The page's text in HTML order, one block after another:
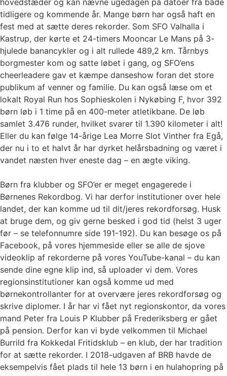
tidligere og kommende år. Mange børn har også haft en
fest med at sætte deres rekorder. Som SFO Valhalla i
Kastrup, der kørte et 24-timers Mooncar Le Mans på 3-
hjulede banancykler og i alt rullede 489,2 km. Tårnbys
borgmester kom og satte løbet i gang, og SFO’ens
cheerleadere gav et kæmpe danseshow foran det store
publikum af venner og familie. Du kan også læse om et
lokalt Royal Run hos Sophieskolen i Nykøbing F, hvor 392
børn løb i 1 time på en 400-meter atletikbane. De løb
samlet 3.476 runder, hvilket svarer til 1.390 kilometer i alt!
Eller du kan følge 14-årige Lea Morre Slot Vinther fra Egå,
der nu i to et halvt år har dyrket helårsbadning og været i
vandet næsten hver eneste dag – en ægte viking.
Børn fra klubber og SFO’er er meget engagerede i
Børnenes Rekordbog. Vi har derfor institutioner over hele
landet, der kan komme ud til dit/jeres rekordforsøg. Husk
at bruge dem, og giv gerne besked i god tid (helst 3 uger
før – se telefonnumre side 191-192). Du kan besøge os på
Facebook, på vores hjemmeside eller se alle de sjove
videoklip af rekorderne på vores YouTube-kanal – du kan
sende dine egne klip ind, så uploader vi dem. Vores
regionsinstitutioner kan også komme ud med
børnekontrollanter for at overvære jeres rekordforsøg og
skrive diplomer. I år har vi fået nyt regionskontor, da vores
mand Peter fra Louis P Klubber på Frederiksberg er gået
på pension. Derfor kan vi byde velkommen til Michael
Burrild fra Kokkedal Fritidsklub – en klub, der har tradition
for at sætte rekorder. I 2018-udgaven af BRB havde de
eksempelvis fået plads til hele 13 børn i en hulahopring på